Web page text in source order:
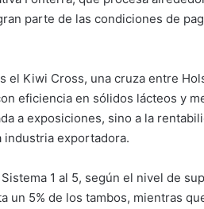
parte de las condiciones de
el Kiwi Cross, una cruza entre
eficiencia en sólidos lácteos y
a exposiciones, sino a la
industria exportadora.
1 al 5, según el nivel de
un 5% de los tambos, mientras